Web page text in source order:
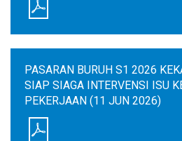
PASARAN BURUH S1 2026
SIAP SIAGA INTERVENSI ISU
PEKERJAAN (11 JUN 2026)